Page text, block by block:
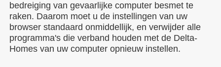
bedreiging van gevaarlijke computer besmet te
raken. Daarom moet u de instellingen van uw
browser standaard onmiddellijk, en verwijder alle
programma's die verband houden met de Delta-
Homes van uw computer opnieuw instellen.